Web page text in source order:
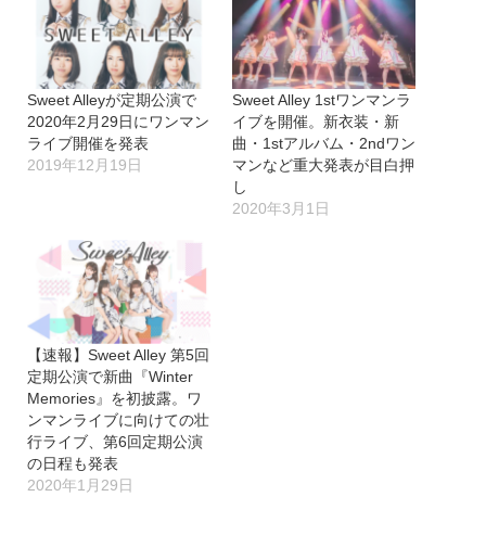
Sweet Alleyが定期公演で
2020年2月29日にワンマン
ライブ開催を発表
2019年12月19日
Sweet Alley 1stワンマンラ
イブを開催。新衣装・新
曲・1stアルバム・2ndワン
マンなど重大発表が目白押
し
2020年3月1日
【速報】Sweet Alley 第5回
定期公演で新曲『Winter
Memories』を初披露。ワ
ンマンライブに向けての壮
行ライブ、第6回定期公演
の日程も発表
2020年1月29日